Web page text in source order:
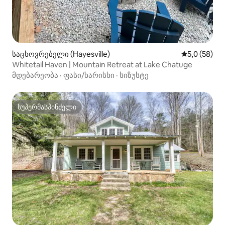
საცხოვრებელი (Hayesville) საშუალო
5,0 (58)
Whitetail Haven | Mountain Retreat at Lake Chatuge
მდებარეობა · ფასი/ხარისხი · სიზუსტე
სუპერმასპინძელი
სუპერმასპინძელი